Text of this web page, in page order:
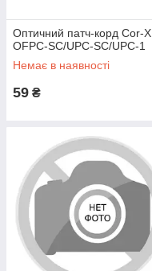
Оптичний патч-корд Cor-X
OFPC-SC/UPC-SC/UPC-1
Немає в наявності
59 ₴